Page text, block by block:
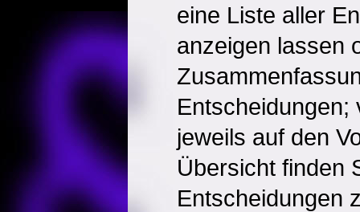
eine Liste aller
anzeigen lassen
Entscheidungen;
jeweils auf den
Übersicht finden
Entscheidungen